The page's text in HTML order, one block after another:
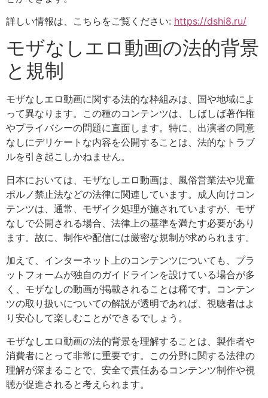
詳しい情報は、こちらをご覧ください: https://dshi8.ru/
モザなしエロ動画の法的背景
と規制
モザなしエロ動画に関する法的な枠組みは、国や地域によ
って異なります。この種のコンテンツは、しばしば著作権
やプライバシーの問題に直面します。特に、出演者の同意
なしにデリケートな内容を公開することは、法的なトラブ
ルを引き起こしかねません。
日本においては、モザなしエロ動画は、風俗営業法や児童
ポルノ禁止法などの法律に関連しています。成人向けコン
テンツは、通常、モザイク処理が施されていますが、モザ
なしで公開される場合、法律上の基準を満たす必要があり
ます。故に、制作や配信には厳密な規制が求められます。
加えて、インターネット上のコンテンツについても、プラ
ットフォームが独自のガイドラインを設けている場合が多
く、モザなしの動画が掲載されることは稀です。コンテン
ツの取り扱いについての解説が透明であれば、視聴者はよ
り安心して楽しむことができるでしょう。
モザなしエロ動画の法的背景を理解することは、製作者や
消費者にとって非常に重要です。この分野に関する法律の
理解が深まることで、安全で責任あるコンテンツ制作や視
聴が促進されると考えられます。